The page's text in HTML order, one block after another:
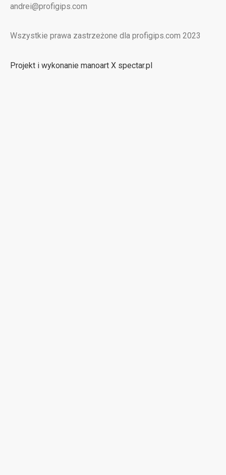
andrei@profigips.com
Wszystkie prawa zastrzeżone dla profigips.com 2023
Projekt i wykonanie manoart X spectar.pl